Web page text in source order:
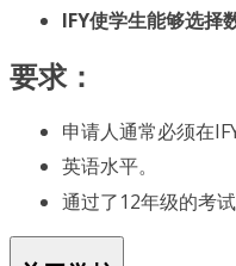
IFY使学生能够选择
要求：
申请人通常必须在
英语水平。
通过了12年级的考